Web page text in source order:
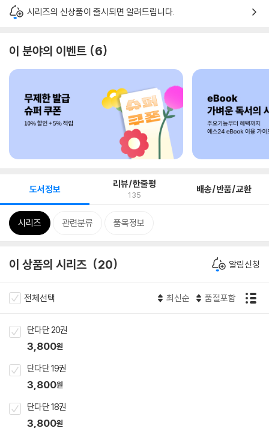
시리즈의 신상품이 출시되면 알려드립니다.
이 분야의 이벤트 6
도서정보 리뷰/한줄평
135 배송/반품/교환
시리즈 관련분류 품목정보
이 상품의 시리즈 20 알림신청
전체선택 최신순 품절포함
단다단 20권
3,800원
단다단 19권
3,800원
단다단 18권
3,800원